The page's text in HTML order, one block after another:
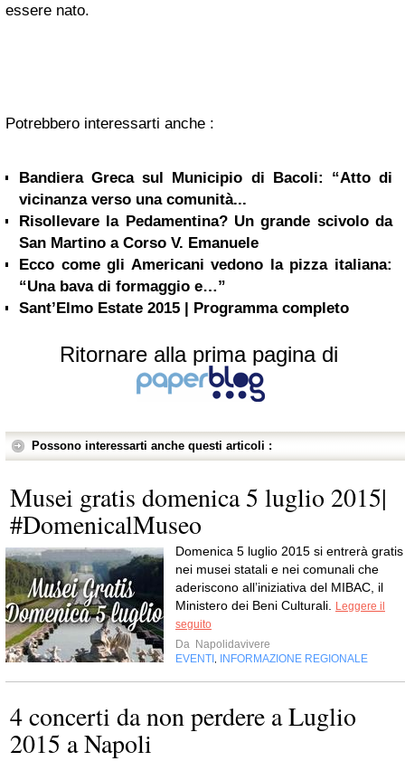
essere nato.
Potrebbero interessarti anche :
Bandiera Greca sul Municipio di Bacoli: “Atto di
vicinanza verso una comunità...
Risollevare la Pedamentina? Un grande scivolo da
San Martino a Corso V. Emanuele
Ecco come gli Americani vedono la pizza italiana:
“Una bava di formaggio e…”
Sant’Elmo Estate 2015 | Programma completo
Ritornare alla prima pagina di
Possono interessarti anche questi articoli :
Musei gratis domenica 5 luglio 2015|
#DomenicalMuseo
Domenica 5 luglio 2015 si entrerà gratis
nei musei statali e nei comunali che
aderiscono all’iniziativa del MIBAC, il
Ministero dei Beni Culturali.
Leggere il
seguito
Da Napolidavivere
EVENTI INFORMAZIONE REGIONALE
4 concerti da non perdere a Luglio
2015 a Napoli